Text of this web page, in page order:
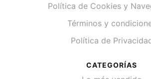
Política de Cookies y
Términos y
Política de
CATEGORÍAS